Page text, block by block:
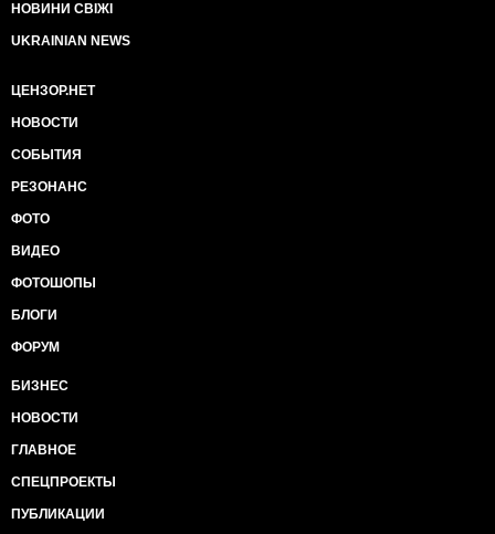
НОВИНИ СВІЖІ
UKRAINIAN NEWS
ЦЕНЗОР.НЕТ
НОВОСТИ
СОБЫТИЯ
РЕЗОНАНС
ФОТО
ВИДЕО
ФОТОШОПЫ
БЛОГИ
ФОРУМ
БИЗНЕС
НОВОСТИ
ГЛАВНОЕ
СПЕЦПРОЕКТЫ
ПУБЛИКАЦИИ